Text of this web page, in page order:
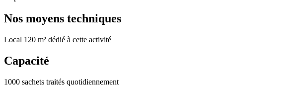
Nos moyens techniques
Local 120 m² dédié à cette activité
Capacité
1000 sachets traités quotidiennement